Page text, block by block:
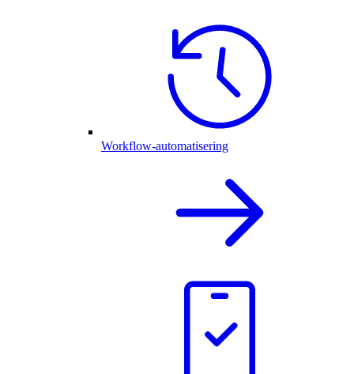
Workflow-automatisering